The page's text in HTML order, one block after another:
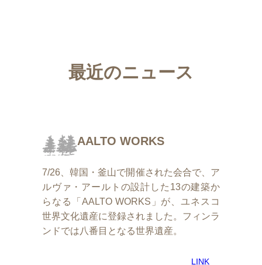
最近のニュース
AALTO WORKS
7/26、韓国・釜山で開催された会合で、ア
ルヴァ・アールトの設計した13の建築か
らなる「AALTO WORKS」が、ユネスコ
世界文化遺産に登録されました。フィンラ
ンドでは八番目となる世界遺産。
LINK